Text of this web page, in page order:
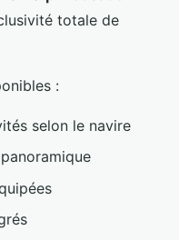
totale de
:
selon le navire